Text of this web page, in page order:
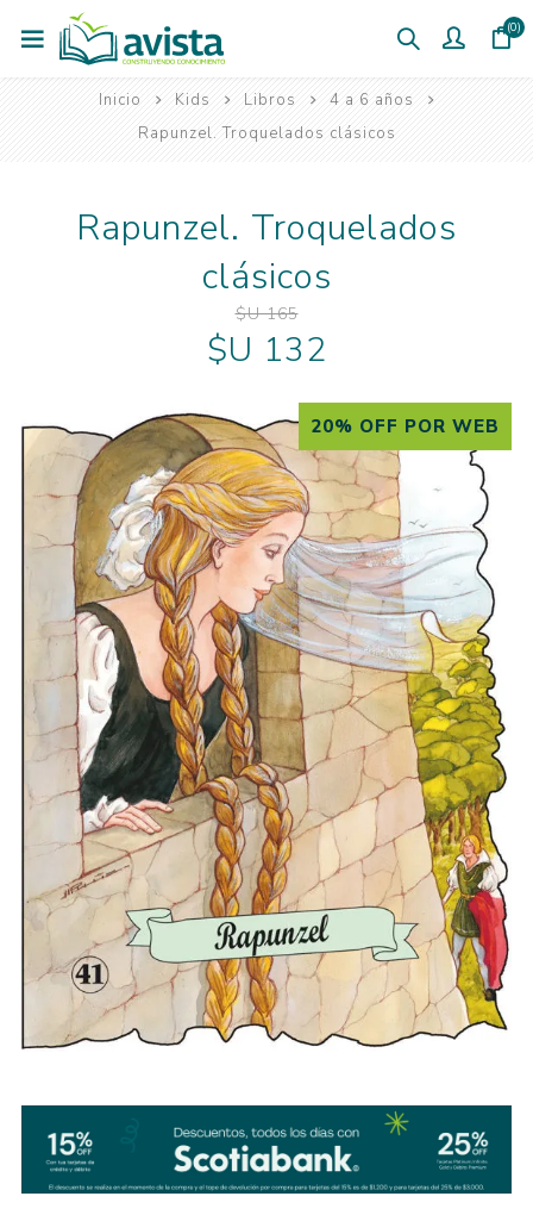
(0)
Inicio Kids Libros
4 a 6 años
Rapunzel. Troquelados clásicos
20% OFF POR WEB
Rapunzel. Troquelados
clásicos
$U 165
$U 132